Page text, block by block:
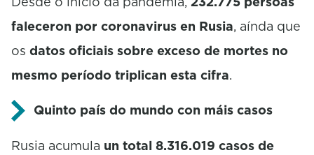
faleceron por coronavirus en Rusia, aínda que
os datos oficiais sobre exceso de mortes no
mesmo período triplican esta cifra.
Quinto país do mundo con máis casos
Rusia acumula un total 8.316.019 casos de